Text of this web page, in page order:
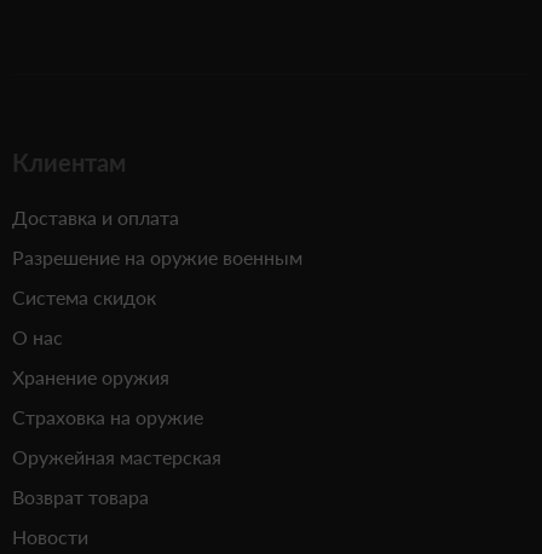
Клиентам
Доставка и оплата
Разрешение на оружие военным
Система скидок
О нас
Хранение оружия
Страховка на оружие
Оружейная мастерская
Возврат товара
Новости